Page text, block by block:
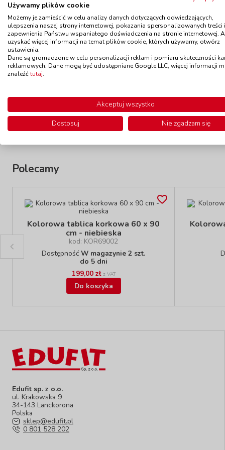
Kolorowa tablica korkowa 120 x 90
cm - fioletowa
375,00 zł z VAT
Do koszyka
Polecamy
Kolorowa tablica korkowa 60 x 90
cm - niebieska
kod: KOR69002
DostępnośćW magazynie 2 szt.
do 5 dni
199,00 zł z VAT
Do koszyka
Edufit sp. z o.o.
ul. Krakowska 9
34-143 Lanckorona
Polska
sklep@edufit.pl
0 801 528 202
Używamy plików cookie
Możemy je zamieścić w celu analizy danych dotyczących odwiedzających,
ulepszenia naszej strony internetowej, pokazania spersonalizowanych treści i
zapewnienia Państwu wspaniałego doświadczenia na stronie internetowej.
uzyskać więcej informacji na temat plików cookie, których używamy, otwórz
ustawienia.
Dane są gromadzone w celu personalizacji reklam i pomiaru skuteczności
reklamowych. Dane mogą być udostępniane Google LLC, więcej informacji
znaleźćtutaj.
Akceptuj wszystko
Dostosuj
Nie zgadzam się